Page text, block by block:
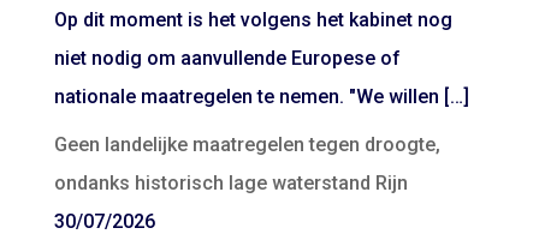
Op dit moment is het volgens het kabinet nog
niet nodig om aanvullende Europese of
nationale maatregelen te nemen. "We willen […]
Geen landelijke maatregelen tegen droogte,
ondanks historisch lage waterstand Rijn
30/07/2026